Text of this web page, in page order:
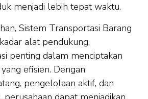
menjadi lebih tepat waktu.
Sistem Transportasi Barang
alat pendukung,
penting dalam menciptakan
efisien. Dengan
pengelolaan aktif, dan